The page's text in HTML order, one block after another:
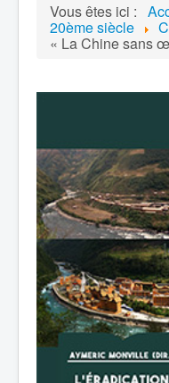
Vous êtes ici :
20ème siècle
« La Chine sans